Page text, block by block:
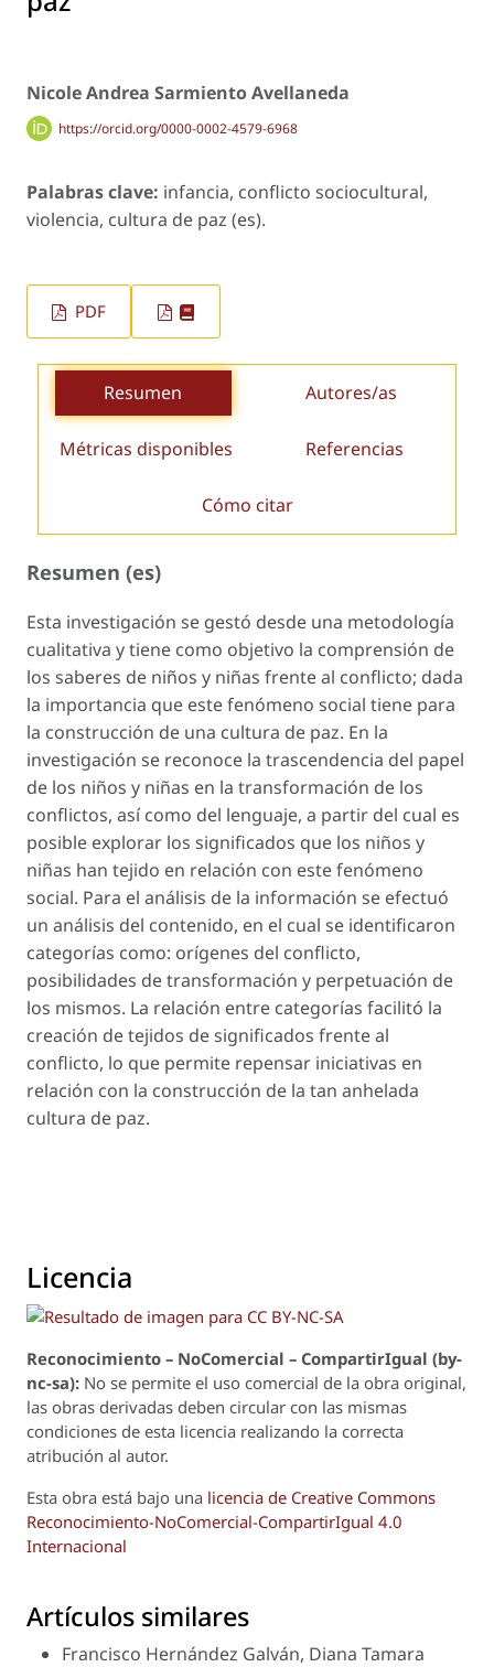
Nicole Andrea Sarmiento Avellaneda
https://orcid.org/0000-0002-4579-6968
Palabras clave: infancia, conflicto sociocultural,
violencia, cultura de paz (es).
PDF
Resumen Autores/as
Métricas disponibles Referencias
Cómo citar
Resumen (es)
Esta investigación se gestó desde una metodología
cualitativa y tiene como objetivo la comprensión de
los saberes de niños y niñas frente al conflicto; dada
la importancia que este fenómeno social tiene para
la construcción de una cultura de paz. En la
investigación se reconoce la trascendencia del papel
de los niños y niñas en la transformación de los
conflictos, así como del lenguaje, a partir del cual es
posible explorar los significados que los niños y
niñas han tejido en relación con este fenómeno
social. Para el análisis de la información se efectuó
un análisis del contenido, en el cual se identificaron
categorías como: orígenes del conflicto,
posibilidades de transformación y perpetuación de
los mismos. La relación entre categorías facilitó la
creación de tejidos de significados frente al
conflicto, lo que permite repensar iniciativas en
relación con la construcción de la tan anhelada
cultura de paz.
Licencia
Reconocimiento – NoComercial – CompartirIgual (by-
nc-sa): No se permite el uso comercial de la obra original,
las obras derivadas deben circular con las mismas
condiciones de esta licencia realizando la correcta
atribución al autor.
Esta obra está bajo una licencia de Creative Commons
Reconocimiento-NoComercial-CompartirIgual 4.0
Internacional
Artículos similares
Francisco Hernández Galván, Diana Tamara